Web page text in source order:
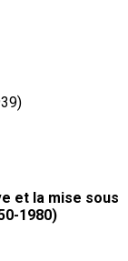
et la mise sous
1980)